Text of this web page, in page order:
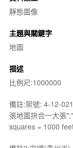
靜態圖像
主題與關鍵字
地圖
描述
比例尺:1000000
備註:架號: 4-12-
張地圖拚合一大張
squares = 1000